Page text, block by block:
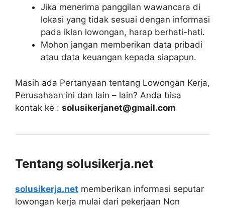
Jika menerima panggilan wawancara di
lokasi yang tidak sesuai dengan informasi
pada iklan lowongan, harap berhati-hati.
Mohon jangan memberikan data pribadi
atau data keuangan kepada siapapun.
Masih ada Pertanyaan tentang Lowongan Kerja,
Perusahaan ini dan lain – lain? Anda bisa
kontak ke : solusikerjanet@gmail.com
Tentang solusikerja.net
solusikerja.net memberikan informasi seputar
lowongan kerja mulai dari pekerjaan Non